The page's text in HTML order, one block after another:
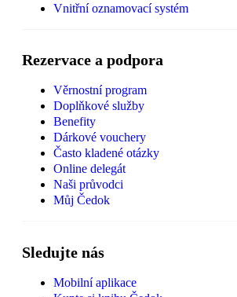
Vnitřní oznamovací systém
Rezervace a podpora
Věrnostní program
Doplňkové služby
Benefity
Dárkové vouchery
Často kladené otázky
Online delegát
Naši průvodci
Můj Čedok
Sledujte nás
Mobilní aplikace